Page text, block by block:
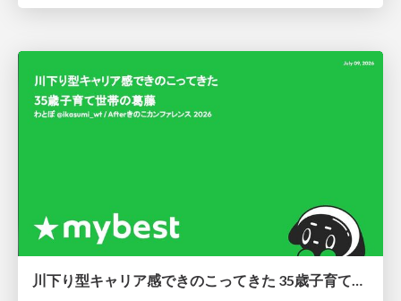
川下り型キャリア感できのこってきた 35歳子育て世帯の葛藤